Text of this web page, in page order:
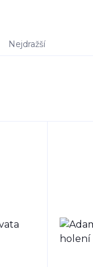
Nejdražší